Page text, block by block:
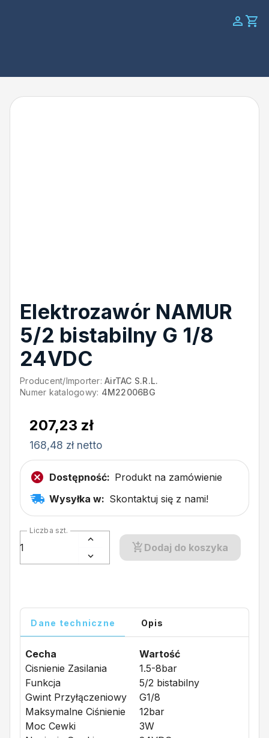
Elektrozawór NAMUR
5/2 bistabilny G 1/8
24VDC
Producent/Importer: AirTAC S.R.L.
Numer katalogowy: 4M22006BG
207,23 zł
168,48 zł netto
Dostępność: Produkt na zamówienie
Wysyłka w: Skontaktuj się z nami!
Liczba szt.
Dodaj do koszyka
Dane techniczne Opis
Cecha
Wartość
Cisnienie Zasilania
1.5-8bar
Funkcja
5/2 bistabilny
Gwint Przyłączeniowy
G1/8
Maksymalne Ciśnienie
12bar
Moc Cewki
3W